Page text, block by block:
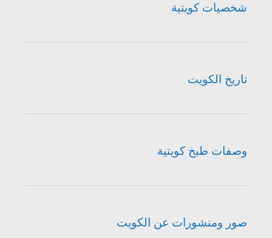
شخصيات كويتية
تاريخ الكويت
وصفات طبخ كويتية
صور ومنشورات عن الكويت